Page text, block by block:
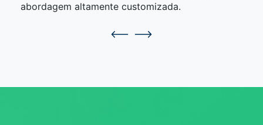
abordagem altamente customizada.